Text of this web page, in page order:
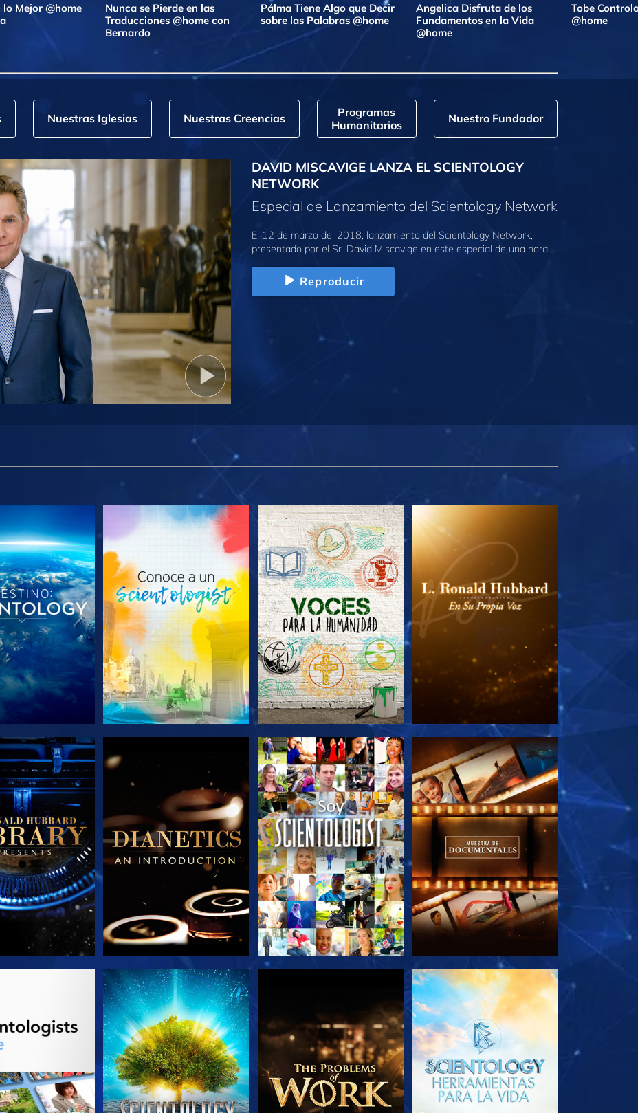
lo Mejor @home
Nunca se Pierde en las
Traducciones @home con
Bernardo
Pálma Tiene Algo que Decir
sobre las Palabras @home
Angelica Disfruta de los
Fundamentos en la Vida
@home
Tobe
@home
Nuestras Iglesias Nuestras Creencias
Programas
Humanitarios
Nuestro Fundador
DAVID MISCAVIGE LANZA EL SCIENTOLOGY
NETWORK
Especial de Lanzamiento del Scientology Network
El 12 de marzo del 2018, lanzamiento del Scientology Network,
presentado por el Sr. David Miscavige en este especial de una hora.
Reproducir
LAS SERIES EXPLORA LAS SERIES EXPLORA LAS SERIES EXPLORA LAS SERIES
VE EXPLORA LAS SERIES